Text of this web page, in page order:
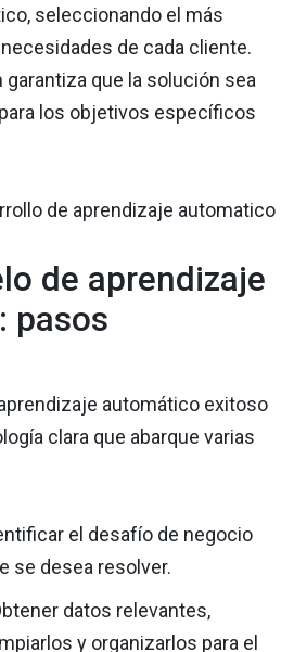
seleccionando el más
de cada cliente.
que la solución sea
los objetivos específicos
de aprendizaje
pasos
automático exitoso
clara que abarque varias
el desafío de negocio
se desea resolver.
datos relevantes,
y organizarlos para el